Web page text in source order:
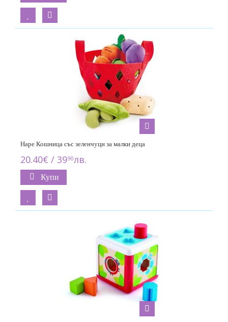
Hape Кошница със зеленчуци за малки деца
20.40€ / 3990лв.
Купи